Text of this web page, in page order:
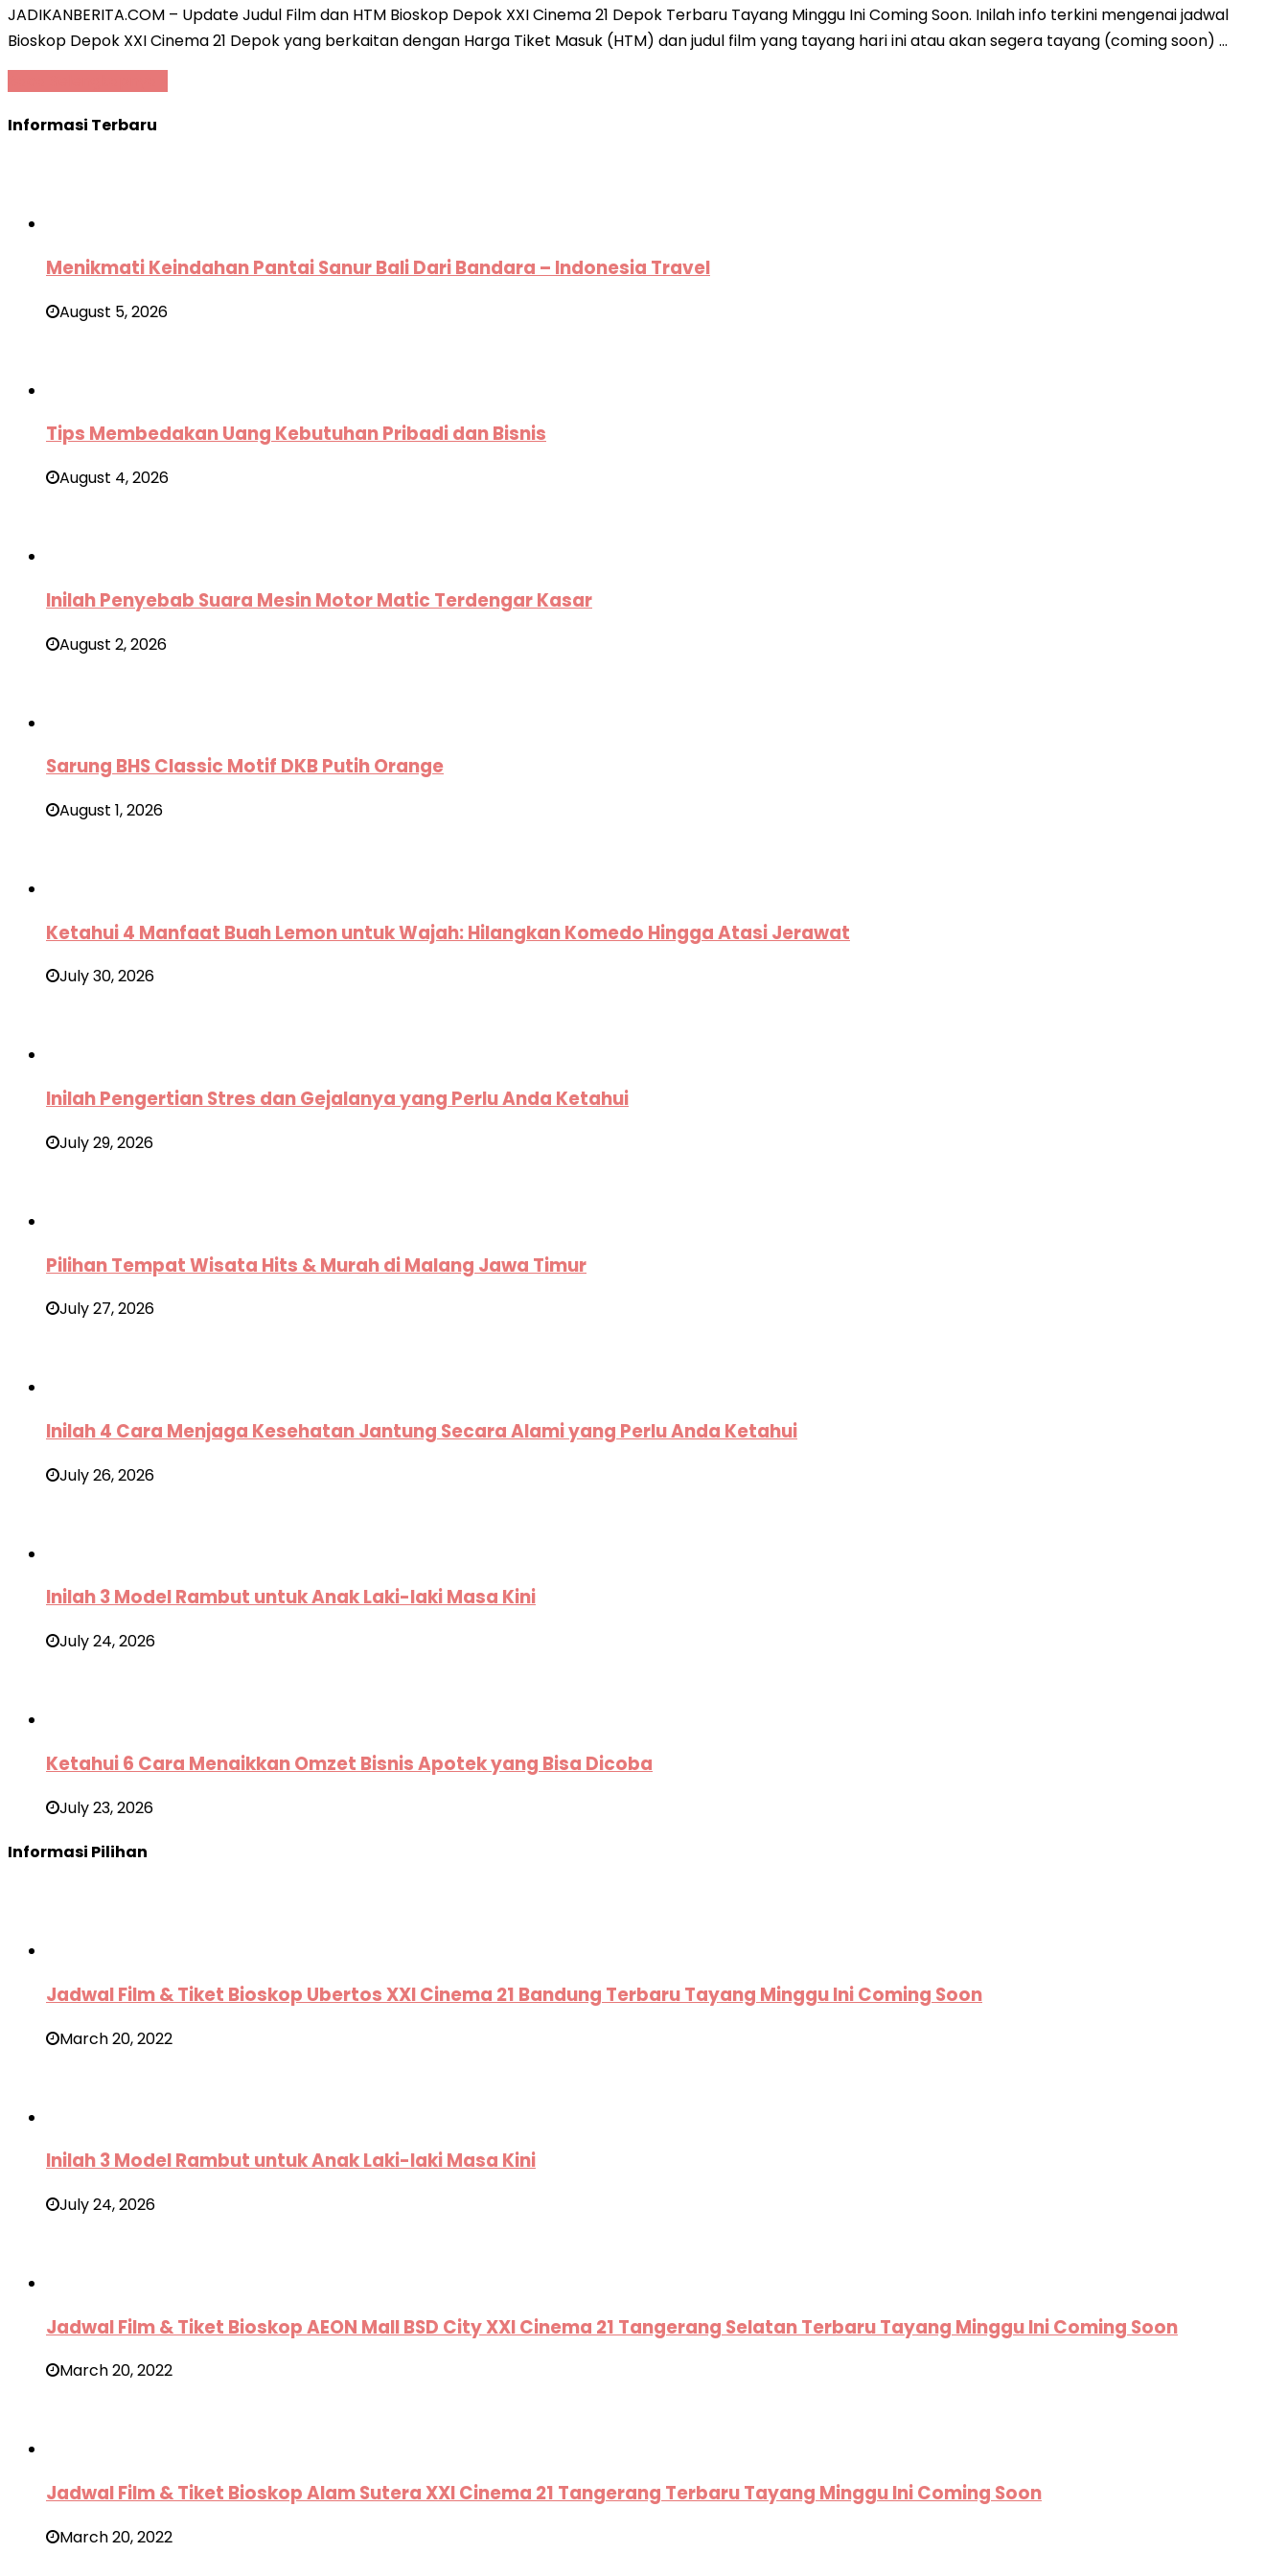
JADIKANBERITA.COM – Update Judul Film dan HTM Bioskop Depok XXI Cinema 21 Depok Terbaru Tayang Minggu Ini Coming Soon. Inilah info terkini mengenai jadwal
Bioskop Depok XXI Cinema 21 Depok yang berkaitan dengan Harga Tiket Masuk (HTM) dan judul film yang tayang hari ini atau akan segera tayang (coming soon) …
Informasi Terbaru
Menikmati Keindahan Pantai Sanur Bali Dari Bandara – Indonesia Travel
August 5, 2026
Tips Membedakan Uang Kebutuhan Pribadi dan Bisnis
August 4, 2026
Inilah Penyebab Suara Mesin Motor Matic Terdengar Kasar
August 2, 2026
Sarung BHS Classic Motif DKB Putih Orange
August 1, 2026
Ketahui 4 Manfaat Buah Lemon untuk Wajah: Hilangkan Komedo Hingga Atasi Jerawat
July 30, 2026
Inilah Pengertian Stres dan Gejalanya yang Perlu Anda Ketahui
July 29, 2026
Pilihan Tempat Wisata Hits & Murah di Malang Jawa Timur
July 27, 2026
Inilah 4 Cara Menjaga Kesehatan Jantung Secara Alami yang Perlu Anda Ketahui
July 26, 2026
Inilah 3 Model Rambut untuk Anak Laki-laki Masa Kini
July 24, 2026
Ketahui 6 Cara Menaikkan Omzet Bisnis Apotek yang Bisa Dicoba
July 23, 2026
Informasi Pilihan
Jadwal Film & Tiket Bioskop Ubertos XXI Cinema 21 Bandung Terbaru Tayang Minggu Ini Coming Soon
March 20, 2022
Inilah 3 Model Rambut untuk Anak Laki-laki Masa Kini
July 24, 2026
Jadwal Film & Tiket Bioskop AEON Mall BSD City XXI Cinema 21 Tangerang Selatan Terbaru Tayang Minggu Ini Coming Soon
March 20, 2022
Jadwal Film & Tiket Bioskop Alam Sutera XXI Cinema 21 Tangerang Terbaru Tayang Minggu Ini Coming Soon
March 20, 2022